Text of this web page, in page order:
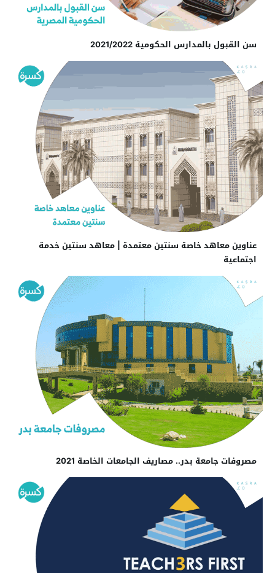
سن القبول بالمدارس الحكومية 2021/2022
عناوين معاهد خاصة سنتين معتمدة | معاهد سنتين خدمة
اجتماعية
مصروفات جامعة بدر.. مصاريف الجامعات الخاصة 2021